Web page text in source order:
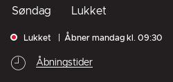
Søndag
Lukket
Lukket Åbner mandag kl. 09:30
Åbningstider